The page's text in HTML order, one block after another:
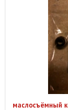
маслосъёмный